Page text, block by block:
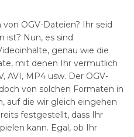
OGV-Dateien? Ihr seid
ist? Nun, es sind
genau wie die
mit denen Ihr vermutlich
AVI, MP4 usw. Der OGV-
von solchen Formaten in
auf die wir gleich eingehen
festgestellt, dass Ihr
kann. Egal, ob Ihr